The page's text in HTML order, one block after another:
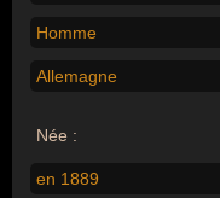
Homme
Allemagne
Née :
en 1889